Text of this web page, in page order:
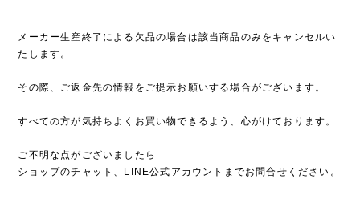
メーカー生産終了による欠品の場合は該当商品のみをキャンセルい
たします。
その際、ご返金先の情報をご提示お願いする場合がございます。
すべての方が気持ちよくお買い物できるよう、心がけております。
ご不明な点がございましたら
ショップのチャット、LINE公式アカウントまでお問合せください。